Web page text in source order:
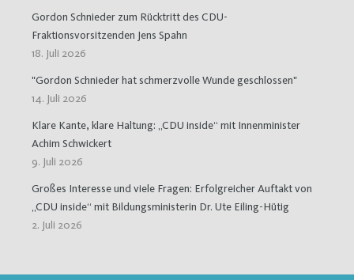
Gordon Schnieder zum Rücktritt des CDU-
Fraktionsvorsitzenden Jens Spahn
18. Juli 2026
"Gordon Schnieder hat schmerzvolle Wunde geschlossen"
14. Juli 2026
Klare Kante, klare Haltung: „CDU inside“ mit Innenminister
Achim Schwickert
9. Juli 2026
Großes Interesse und viele Fragen: Erfolgreicher Auftakt von
„CDU inside“ mit Bildungsministerin Dr. Ute Eiling-Hütig
2. Juli 2026